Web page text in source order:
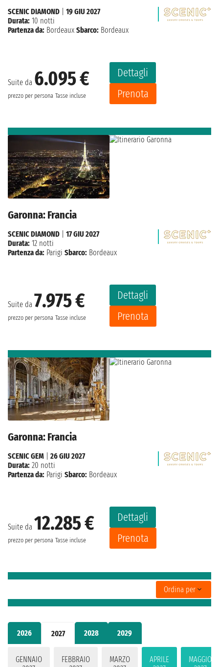
2026 2027 2028 2029
GENNAIO
FEBBRAIO
MARZO
APRILE
MAGGIO
Suite da 6.095 €
prezzo per persona Tasse incluse
Dettagli
Prenota
SCENIC DIAMOND
19 GIU 2027
Durata: 10 notti
Partenza da: Bordeaux Sbarco: Bordeaux
Garonna: Francia
Suite da 7.975 €
prezzo per persona Tasse incluse
Dettagli
Prenota
SCENIC DIAMOND
17 GIU 2027
Durata: 12 notti
Partenza da: Parigi Sbarco: Bordeaux
Garonna: Francia
Suite da 12.285 €
prezzo per persona Tasse incluse
Dettagli
Prenota
SCENIC GEM
26 GIU 2027
Durata: 20 notti
Partenza da: Parigi Sbarco: Bordeaux
Ordina per